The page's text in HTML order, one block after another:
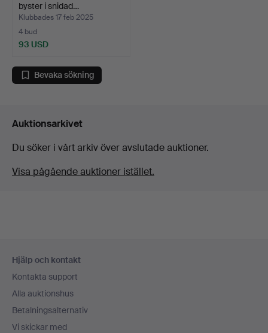
byster i snidad…
Klubbades 17 feb 2025
4 bud
93 USD
Bevaka sökning
Auktionsarkivet
Du söker i vårt arkiv över avslutade auktioner.
Visa pågående auktioner istället.
Hjälp och kontakt
Kontakta support
Alla auktionshus
Betalningsalternativ
Vi skickar med